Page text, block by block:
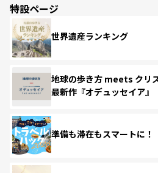
特設ページ
世界遺産ランキング
地球の歩き方 meets クリ
最新作『オデュッセイア』
準備も滞在もスマートに